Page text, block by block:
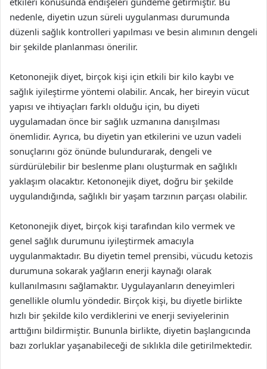
nedenle, diyetin uzun süreli uygulanması durumunda
düzenli sağlık kontrolleri yapılması ve besin alımının dengeli
bir şekilde planlanması önerilir.
Ketononejik diyet, birçok kişi için etkili bir kilo kaybı ve
sağlık iyileştirme yöntemi olabilir. Ancak, her bireyin vücut
yapısı ve ihtiyaçları farklı olduğu için, bu diyeti
uygulamadan önce bir sağlık uzmanına danışılması
önemlidir. Ayrıca, bu diyetin yan etkilerini ve uzun vadeli
sonuçlarını göz önünde bulundurarak, dengeli ve
sürdürülebilir bir beslenme planı oluşturmak en sağlıklı
yaklaşım olacaktır. Ketononejik diyet, doğru bir şekilde
uygulandığında, sağlıklı bir yaşam tarzının parçası olabilir.
Ketononejik diyet, birçok kişi tarafından kilo vermek ve
genel sağlık durumunu iyileştirmek amacıyla
uygulanmaktadır. Bu diyetin temel prensibi, vücudu ketozis
durumuna sokarak yağların enerji kaynağı olarak
kullanılmasını sağlamaktır. Uygulayanların deneyimleri
genellikle olumlu yöndedir. Birçok kişi, bu diyetle birlikte
hızlı bir şekilde kilo verdiklerini ve enerji seviyelerinin
arttığını bildirmiştir. Bununla birlikte, diyetin başlangıcında
bazı zorluklar yaşanabileceği de sıklıkla dile getirilmektedir.